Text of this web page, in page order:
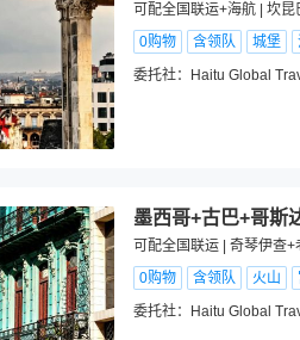
可配全国联运+海航 | 坎
0购物
含领队 城堡
委托社：
Haitu Global
墨西哥+古巴+哥斯
可配全国联运 | 奇琴伊查
0购物
含领队 火山
委托社：
Haitu Global